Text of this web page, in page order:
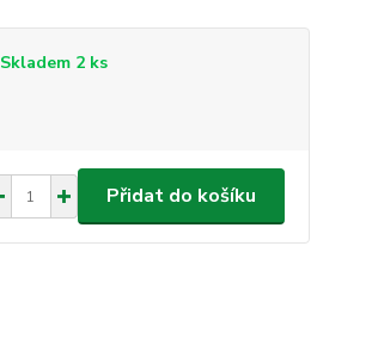
Skladem 2 ks
Přidat do košíku